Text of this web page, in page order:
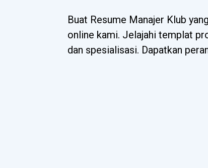
Buat Resume Manajer Klub
online kami. Jelajahi templat
dan spesialisasi. Dapatkan